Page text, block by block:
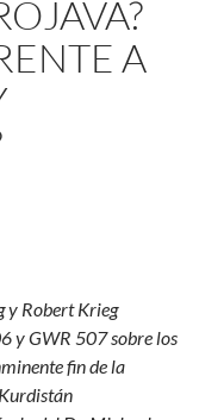
A
y Robert Krieg
y GWR 507 sobre los
fin de la